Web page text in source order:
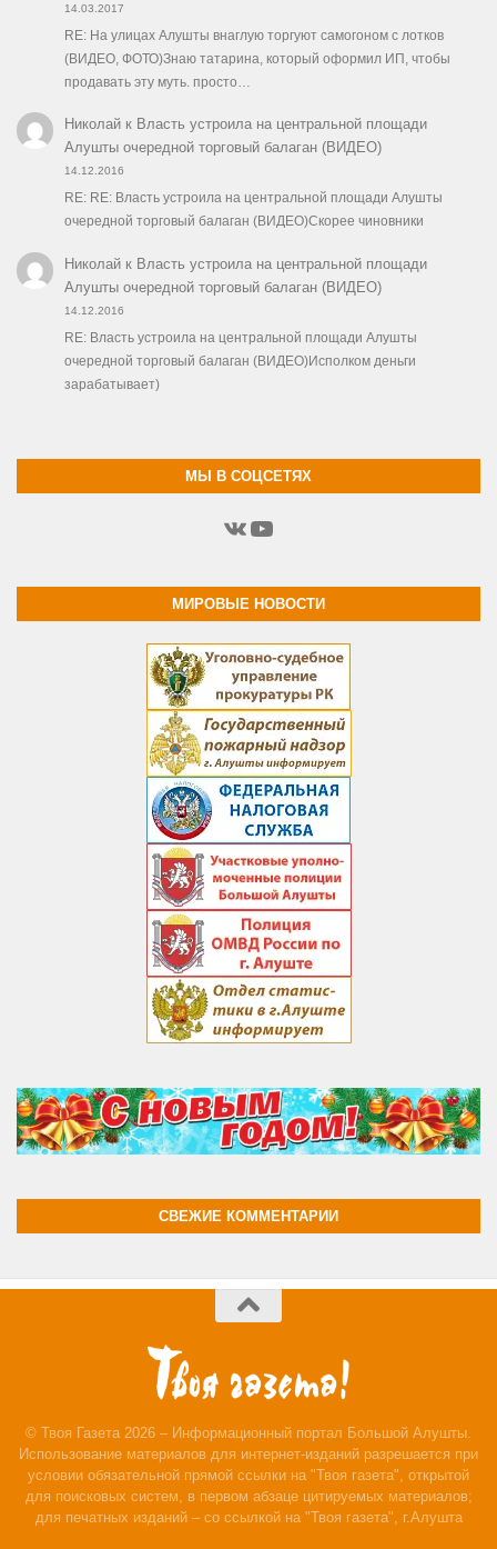
14.03.2017
RE: На улицах Алушты внаглую торгуют самогоном с лотков
(ВИДЕО, ФОТО)Знаю татарина, который оформил ИП, чтобы
продавать эту муть. просто…
Николайк Власть устроила на центральной площади
Алушты очередной торговый балаган (ВИДЕО)
14.12.2016
RE: RE: Власть устроила на центральной площади Алушты
очередной торговый балаган (ВИДЕО)Скорее чиновники
Николайк Власть устроила на центральной площади
Алушты очередной торговый балаган (ВИДЕО)
14.12.2016
RE: Власть устроила на центральной площади Алушты
очередной торговый балаган (ВИДЕО)Исполком деньги
зарабатывает)
МЫ В СОЦСЕТЯХ
ВКонтакте
YouTube
МИРОВЫЕ НОВОСТИ
СВЕЖИЕ КОММЕНТАРИИ
© Твоя Газета 2026 – Информационный портал Большой Алушты.
Использование материалов для интернет-изданий разрешается при
условии обязательной прямой ссылки на "Твоя газета", открытой
для поисковых систем, в первом абзаце цитируемых материалов;
для печатных изданий – со ссылкой на "Твоя газета", г.Алушта